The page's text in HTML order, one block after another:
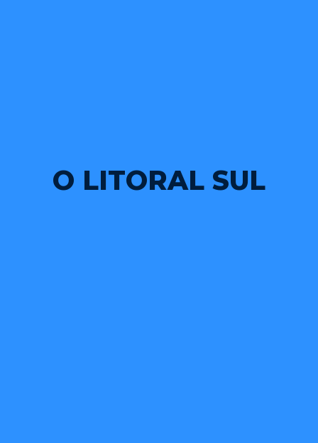
O LITORAL SUL